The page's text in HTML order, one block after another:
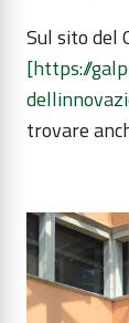
Sul sito del
[https://
trovare